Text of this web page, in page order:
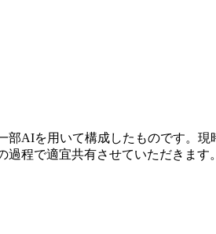
AIを用いて構成したものです。
程で適宜共有させていただきます。